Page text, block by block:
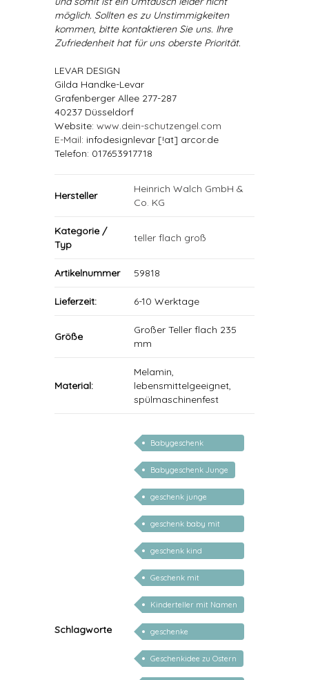
möglich. Sollten es zu Unstimmigkeiten
kommen, bitte kontaktieren Sie uns. Ihre
Zufriedenheit hat für uns oberste Priorität.
LEVAR DESIGN
Gilda Handke-Levar
Grafenberger Allee 277-287
40237 Düsseldorf
Website: www.dein-schutzengel.com
E-Mail: infodesignlevar [!at] arcor.de
Telefon: 017653917718
Hersteller
Heinrich Walch GmbH &
Co. KG
Kategorie /
Typ
teller flach groß
Artikelnummer 59818
Lieferzeit: 6-10 Werktage
Größe
Großer Teller flach 235
mm
Material:
Melamin,
lebensmittelgeeignet,
spülmaschinenfest
Schlagworte
Babygeschenk
Mädchen
Babygeschenk Junge
geschenk junge
mädchen
geschenk baby mit
namen
geschenk kind
personalisiert
Geschenk mit
persönlichem Namen
Kinderteller mit Namen
personalisiert
geschenke
personalisiert kinder
Geschenkidee zu Ostern